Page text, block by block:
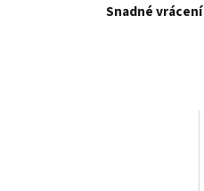
Snadné vrácení